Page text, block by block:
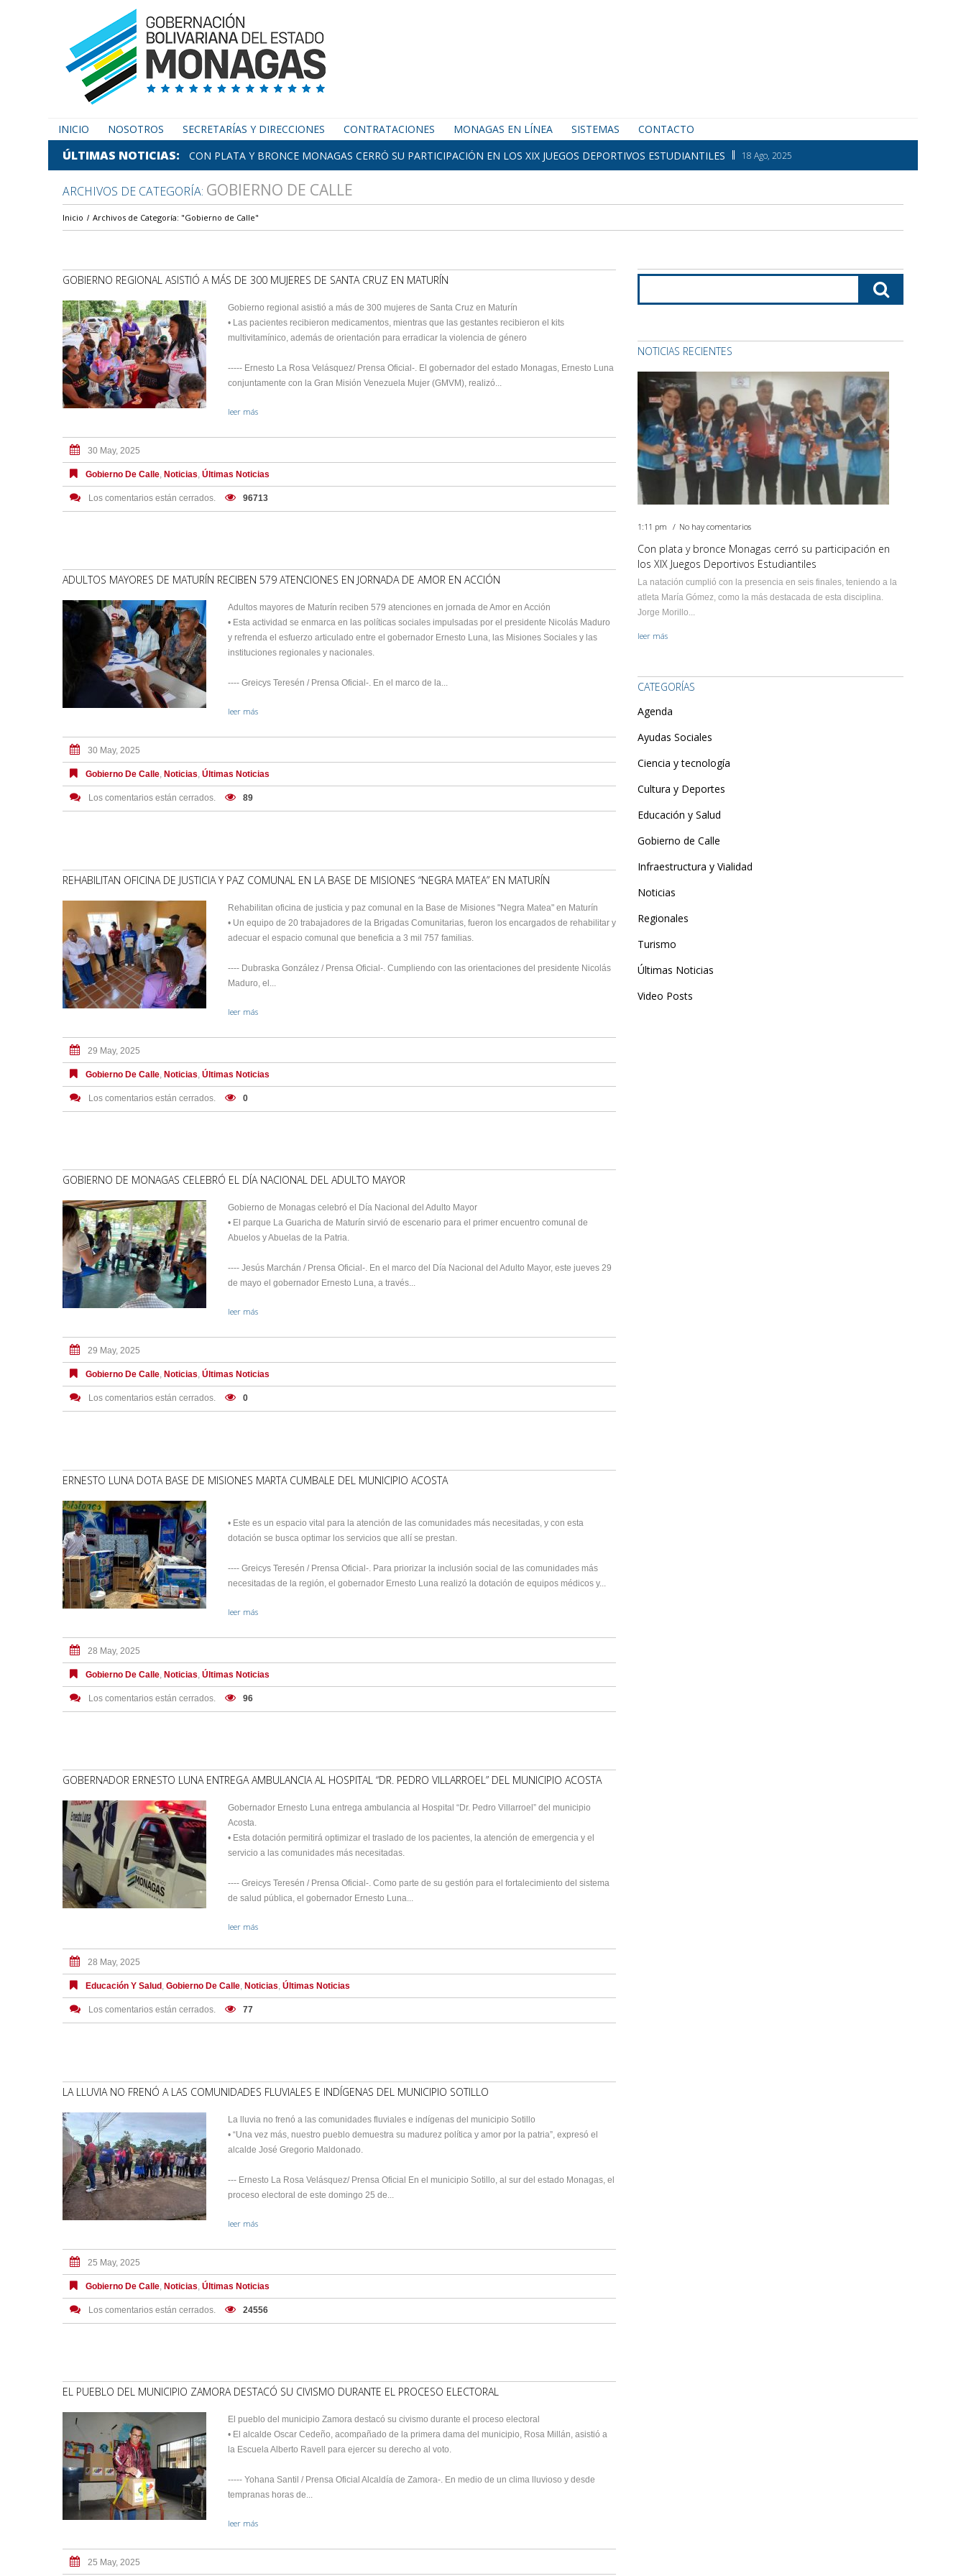
INICIO NOSOTROS SECRETARÍAS Y DIRECCIONES CONTRATACIONES MONAGAS EN LÍNEA SISTEMAS CONTACTO
ÚLTIMAS NOTICIAS 18 Ago, 2025
CON PLATA Y BRONCE MONAGAS CERRÓ SU PARTICIPACIÓN EN LOS XIX JUEGOS DEPORTIVOS ESTUDIANTILES
ARCHIVOS DE CATEGORÍA: GOBIERNO DE CALLE
Inicio Archivos de Categoría: "Gobierno de Calle"
GOBIERNO REGIONAL ASISTIÓ A MÁS DE 300 MUJERES DE SANTA CRUZ EN MATURÍN
Gobierno regional asistió a más de 300 mujeres de Santa Cruz en Maturín
• Las pacientes recibieron medicamentos, mientras que las gestantes recibieron el kits
multivitamínico, además de orientación para erradicar la violencia de género
----- Ernesto La Rosa Velásquez/ Prensa Oficial-. El gobernador del estado Monagas, Ernesto Luna
conjuntamente con la Gran Misión Venezuela Mujer (GMVM), realizó...
leer más
30 May, 2025
Gobierno De Calle, Noticias Últimas Noticias
Los comentarios están cerrados. 96713
ADULTOS MAYORES DE MATURÍN RECIBEN 579 ATENCIONES EN JORNADA DE AMOR EN ACCIÓN
Adultos mayores de Maturín reciben 579 atenciones en jornada de Amor en Acción
• Esta actividad se enmarca en las políticas sociales impulsadas por el presidente Nicolás Maduro
y refrenda el esfuerzo articulado entre el gobernador Ernesto Luna, las Misiones Sociales y las
instituciones regionales y nacionales.
---- Greicys Teresén / Prensa Oficial-. En el marco de la...
leer más
30 May, 2025
Gobierno De Calle, Noticias, Últimas Noticias
Los comentarios están cerrados. 89
REHABILITAN OFICINA DE JUSTICIA Y PAZ COMUNAL EN LA BASE DE MISIONES “NEGRA MATEA” EN MATURÍN
Rehabilitan oficina de justicia y paz comunal en la Base de Misiones "Negra Matea" en Maturín
• Un equipo de 20 trabajadores de la Brigadas Comunitarias, fueron los encargados de rehabilitar y
adecuar el espacio comunal que beneficia a 3 mil 757 familias.
---- Dubraska González / Prensa Oficial-. Cumpliendo con las orientaciones del presidente Nicolás
Maduro, el...
leer más
29 May, 2025
Gobierno De Calle, Noticias Últimas Noticias
Los comentarios están cerrados. 0
GOBIERNO DE MONAGAS CELEBRÓ EL DÍA NACIONAL DEL ADULTO MAYOR
Gobierno de Monagas celebró el Día Nacional del Adulto Mayor
• El parque La Guaricha de Maturín sirvió de escenario para el primer encuentro comunal de
Abuelos y Abuelas de la Patria.
---- Jesús Marchán / Prensa Oficial-. En el marco del Día Nacional del Adulto Mayor, este jueves 29
de mayo el gobernador Ernesto Luna, a través...
leer más
29 May, 2025
Gobierno De Calle, Noticias, Últimas Noticias
Los comentarios están cerrados. 0
ERNESTO LUNA DOTA BASE DE MISIONES MARTA CUMBALE DEL MUNICIPIO ACOSTA
• Este es un espacio vital para la atención de las comunidades más necesitadas, y con esta
dotación se busca optimar los servicios que allí se prestan.
---- Greicys Teresén / Prensa Oficial-. Para priorizar la inclusión social de las comunidades más
necesitadas de la región, el gobernador Ernesto Luna realizó la dotación de equipos médicos y...
leer más
28 May, 2025
Gobierno De Calle, Noticias Últimas Noticias
Los comentarios están cerrados. 96
GOBERNADOR ERNESTO LUNA ENTREGA AMBULANCIA AL HOSPITAL “DR. PEDRO VILLARROEL” DEL MUNICIPIO ACOSTA
Gobernador Ernesto Luna entrega ambulancia al Hospital “Dr. Pedro Villarroel” del municipio
Acosta.
• Esta dotación permitirá optimizar el traslado de los pacientes, la atención de emergencia y el
servicio a las comunidades más necesitadas.
---- Greicys Teresén / Prensa Oficial-. Como parte de su gestión para el fortalecimiento del sistema
de salud pública, el gobernador Ernesto Luna...
leer más
28 May, 2025
Educación Y Salud , Gobierno De Calle, Noticias, Últimas Noticias
Los comentarios están cerrados. 77
LA LLUVIA NO FRENÓ A LAS COMUNIDADES FLUVIALES E INDÍGENAS DEL MUNICIPIO SOTILLO
La lluvia no frenó a las comunidades fluviales e indígenas del municipio Sotillo
• “Una vez más, nuestro pueblo demuestra su madurez política y amor por la patria”, expresó el
alcalde José Gregorio Maldonado.
--- Ernesto La Rosa Velásquez/ Prensa Oficial En el municipio Sotillo, al sur del estado Monagas, el
proceso electoral de este domingo 25 de...
leer más
25 May, 2025
Gobierno De Calle, Noticias Últimas Noticias
Los comentarios están cerrados. 24556
EL PUEBLO DEL MUNICIPIO ZAMORA DESTACÓ SU CIVISMO DURANTE EL PROCESO ELECTORAL
El pueblo del municipio Zamora destacó su civismo durante el proceso electoral
• El alcalde Oscar Cedeño, acompañado de la primera dama del municipio, Rosa Millán, asistió a
la Escuela Alberto Ravell para ejercer su derecho al voto.
----- Yohana Santil / Prensa Oficial Alcaldía de Zamora-. En medio de un clima lluvioso y desde
tempranas horas de...
leer más
25 May, 2025
NOTICIAS RECIENTES
1:11 pm No hay comentarios
Con plata y bronce Monagas cerró su participación en
los XIX Juegos Deportivos Estudiantiles
La natación cumplió con la presencia en seis finales, teniendo a la
atleta María Gómez, como la más destacada de esta disciplina.
Jorge Morillo...
leer más
CATEGORÍAS
Agenda
Ayudas Sociales
Ciencia y tecnología
Cultura y Deportes
Educación y Salud
Gobierno de Calle
Infraestructura y Vialidad
Noticias
Regionales
Turismo
Últimas Noticias
Video Posts